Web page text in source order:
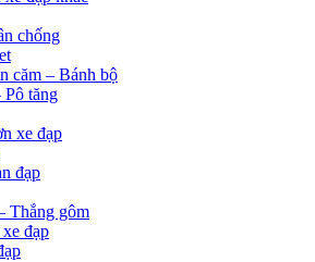
chống
căm – Bánh bộ
tăng
xe đạp
đạp
Thắng gôm
đạp